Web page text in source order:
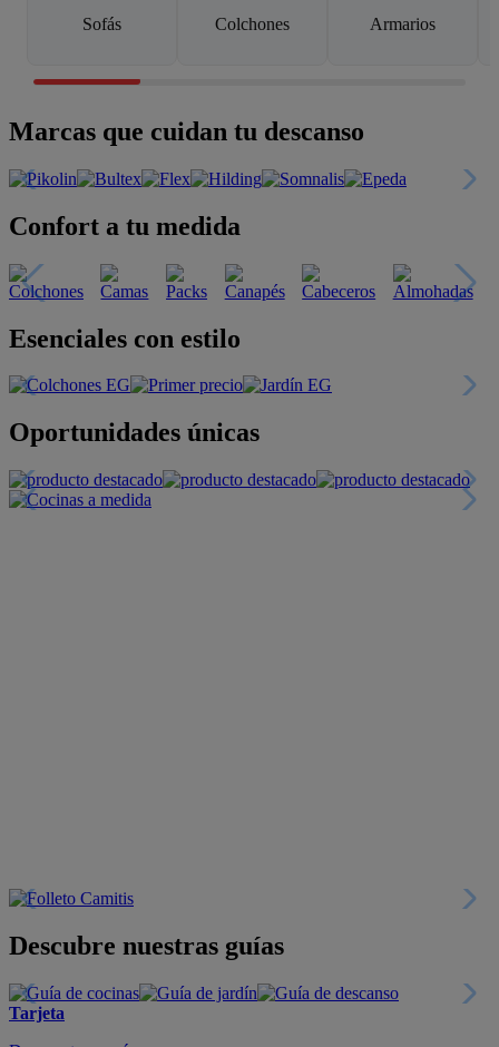
Sofás Colchones Armarios
Marcas que cuidan tu descanso
Confort a tu medida
Esenciales con estilo
Oportunidades únicas
Descubre nuestras guías
Tarjeta